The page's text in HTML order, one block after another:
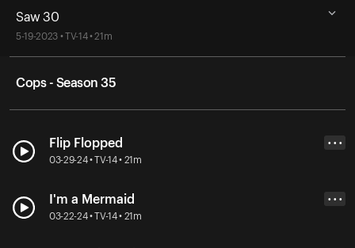
Saw 30
5-19-2023 • TV-14 • 21m
Cops - Season 35
Flip Flopped
03-29-24 • TV-14 • 21m
• • •
I'm a Mermaid
03-22-24 • TV-14 • 21m
• • •